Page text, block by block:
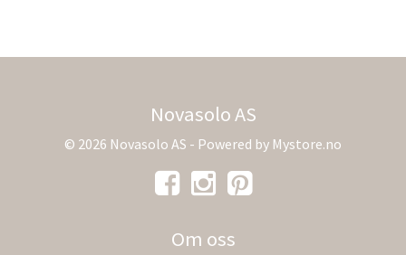
Novasolo AS
© 2026 Novasolo AS - Powered by Mystore.no
Om oss